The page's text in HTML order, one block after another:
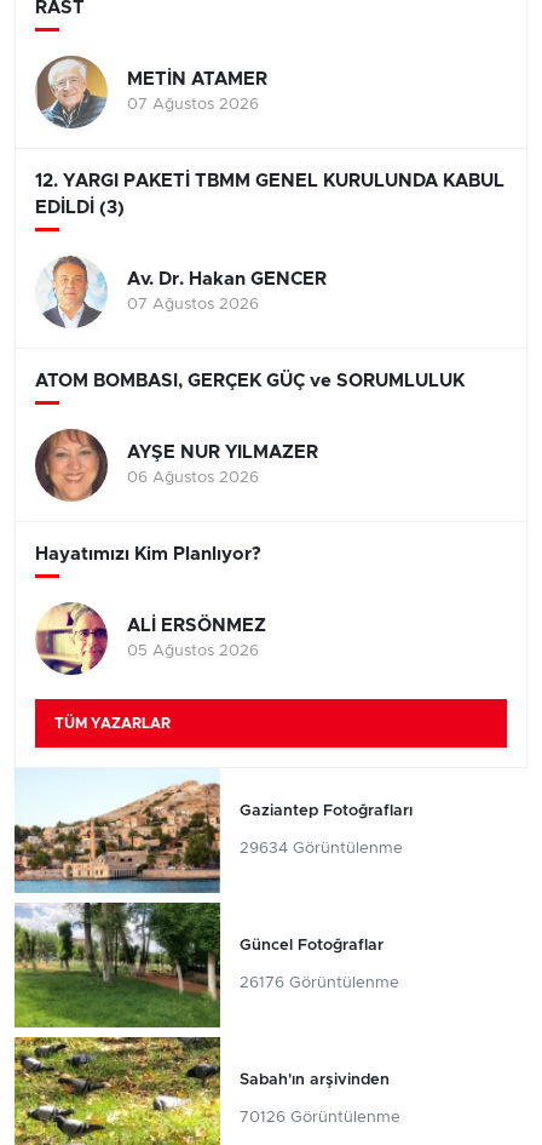
RAST
METİN ATAMER
07 Ağustos 2026
12. YARGI PAKETİ TBMM GENEL KURULUNDA KABUL
EDİLDİ (3)
Av. Dr. Hakan GENCER
07 Ağustos 2026
ATOM BOMBASI, GERÇEK GÜÇ ve SORUMLULUK
AYŞE NUR YILMAZER
06 Ağustos 2026
Hayatımızı Kim Planlıyor?
ALİ ERSÖNMEZ
05 Ağustos 2026
TÜM YAZARLAR
Gaziantep Fotoğrafları
29634 Görüntülenme
Güncel Fotoğraflar
26176 Görüntülenme
Sabah'ın arşivinden
70126 Görüntülenme